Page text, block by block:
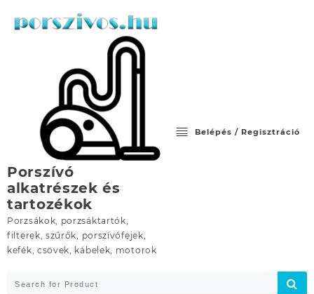
Porszívó
alkatrészek és
tartozékok
Porzsákok, porzsáktartók,
filterek, szűrők, porszívófejek,
kefék, csövek, kábelek, motorok
Belépés / Regisztráció